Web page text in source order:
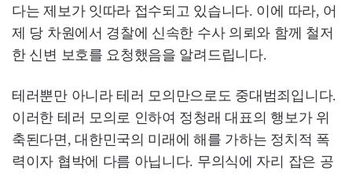
다는 제보가 잇따라 접수되고 있습니다. 이에 따라, 어
제 당 차원에서 경찰에 신속한 수사 의뢰와 함께 철저
한 신변 보호를 요청했음을 알려드립니다.
테러뿐만 아니라 테러 모의만으로도 중대범죄입니다.
이러한 테러 모의로 인하여 정청래 대표의 행보가 위
축된다면, 대한민국의 미래에 해를 가하는 정치적 폭
력이자 협박에 다름 아닙니다. 무의식에 자리 잡은 공